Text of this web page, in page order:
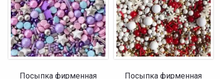
Посыпка фирменная
Посыпка фирменная